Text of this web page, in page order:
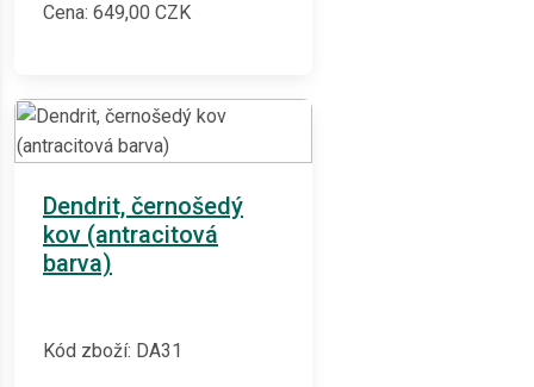
Cena: 649,00 CZK
Dendrit, černošedý
kov (antracitová
barva)
Kód zboží: DA31